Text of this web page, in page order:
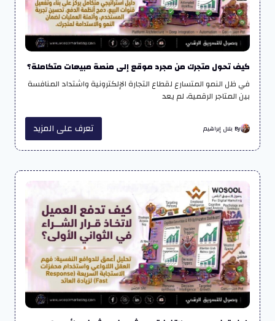
كيف تحول متجرك من مجرد موقع إلى منصة مبيعات متكاملة؟
في ظل النمو المتسارع لقطاع التجارة الإلكترونية واشتداد المنافسة
بين المتاجر الرقمية، لم يعد
By بلال إبراهيم تعرف على المزيد